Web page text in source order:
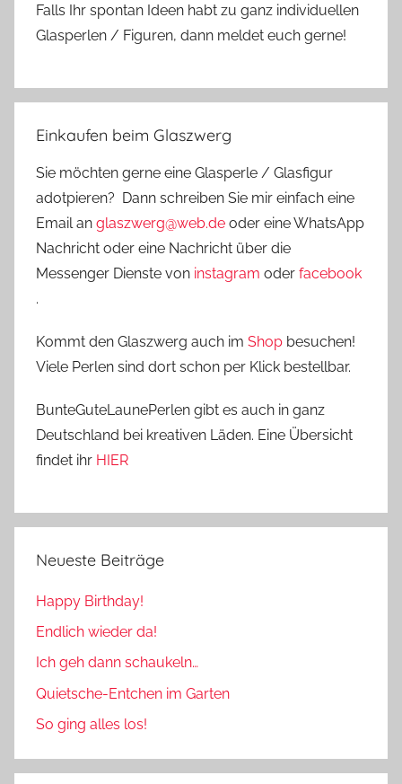
Falls Ihr spontan Ideen habt zu ganz individuellen
Glasperlen / Figuren, dann meldet euch gerne!
Einkaufen beim Glaszwerg
Sie möchten gerne eine Glasperle / Glasfigur
adotpieren? Dann schreiben Sie mir einfach eine
Email an glaszwerg@web.de oder eine WhatsApp
Nachricht oder eine Nachricht über die
Messenger Dienste von instagram oder facebook
.
Kommt den Glaszwerg auch im Shop besuchen!
Viele Perlen sind dort schon per Klick bestellbar.
BunteGuteLaunePerlen gibt es auch in ganz
Deutschland bei kreativen Läden. Eine Übersicht
findet ihr HIER
Neueste Beiträge
Happy Birthday!
Endlich wieder da!
Ich geh dann schaukeln…
Quietsche-Entchen im Garten
So ging alles los!